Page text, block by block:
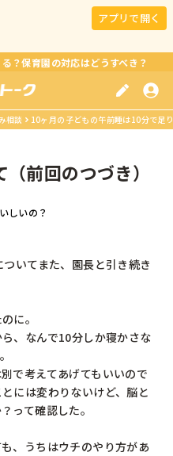
アプリで開く
？保育園の対応はどうすべき？
相談 10ヶ月の子どもの午前睡は10分で足
前回のつづき）
しいの？
いてまた、園長と引き続き
に。
、なんで10分しか寝かさな
で考えてあげてもいいので
には変わりないけど、脳と
って確認した。
、うちはウチのやり方があ